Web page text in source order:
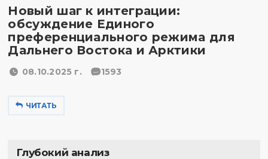
Новый шаг к интеграции:
обсуждение Единого
преференциального режима для
Дальнего Востока и Арктики
08.10.2025 г. 1593
ЧИТАТЬ
Глубокий анализ